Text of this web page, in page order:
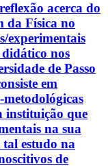
acerca do
da Física no
experimentais
nos
de Passo
em
metodológicas
instituição que
na sua
tal estudo na
de